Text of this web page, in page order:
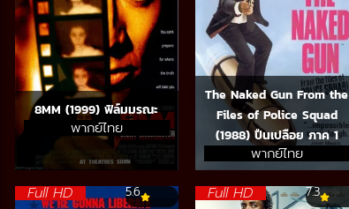
8MM (1999) ฟิล์มมรณะ
พากย์ไทย
The Naked Gun From the
Files of Police Squad
(1988) ปืนเปลือย ภาค 1
พากย์ไทย
Full HD 5.6 Full HD 7.3